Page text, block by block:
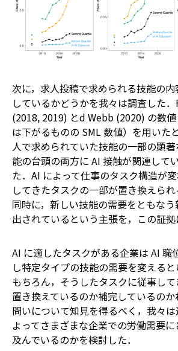
次に，求人投稿で求められる技能の
しているかどうかを我々は調査した
(2018, 2019) とd Webb (2020) の数
は下がるものの SML 数値）を用いた
人で求められていた技能の一部の顕
能の台頭の両方に AI 接触が関連して
た．AI によって仕事のタスク構造が
してきたタスクの一部が置き換えら
同時に，新しい技能の需要をともな
出されているという主張を，この証拠
AI に適したタスクがある企業は AI 職
し特定タイプの技能の需要を変えると
もちろん，そうしたタスクに従事し
置き換えているのか補完しているの
問いについて知見を得るべく，我々
よってさまざまな企業での労働需要
及んでいるのかを検討した．